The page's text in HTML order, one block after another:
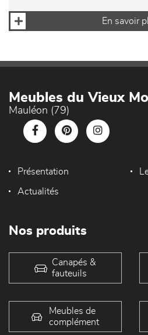
En savoir
Meubles du Vieux
Mauléon (79)
Présentation
Actualités
Nos produits
Canapés &
fauteuils
Meubles de
complément